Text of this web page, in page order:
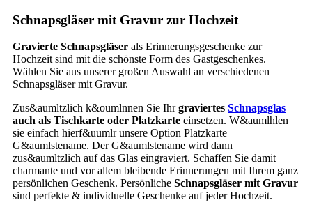
Schnapsgläser mit Gravur zur Hochzeit
Gravierte Schnapsgläser als Erinnerungsgeschenke zur
Hochzeit sind mit die schönste Form des Gastgeschenkes.
Wählen Sie aus unserer großen Auswahl an verschiedenen
Schnapsgläser mit Gravur.
Zus&aumltzlich k&oumlnnen Sie Ihrgraviertes Schnapsglas
auch als Tischkarte oder Platzkarte einsetzen. W&aumlhlen
sie einfach hierf&uumlr unsere Option Platzkarte
G&aumlstename. Der G&aumlstename wird dann
zus&aumltzlich auf das Glas eingraviert. Schaffen Sie damit
charmante und vor allem bleibende Erinnerungen mit Ihrem ganz
persönlichen Geschenk. Persönliche Schnapsgläser mit Gravur
sind perfekte & individuelle Geschenke auf jeder Hochzeit.